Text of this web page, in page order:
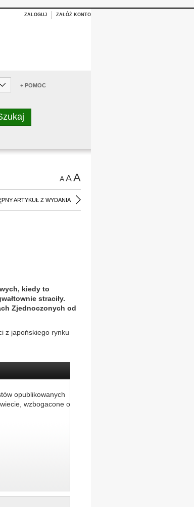
ZALOGUJ ZAŁÓŻ KONTO
+ POMOC
AAA
ARTYKUŁ Z WYDANIA
kiedy to
straciły.
Zjednoczonych od
z japońskiego rynku
opublikowanych
wzbogacone o